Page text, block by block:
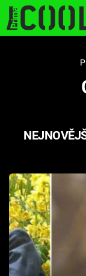
Filmy
Seriály
Hry